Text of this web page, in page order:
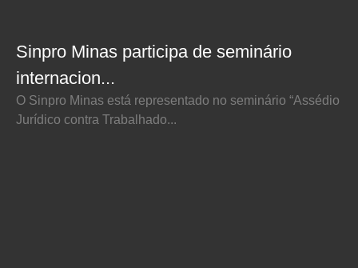
Sinpro Minas participa de seminário
internacion...
O Sinpro Minas está representado no seminário “Assédio
Jurídico contra Trabalhado...